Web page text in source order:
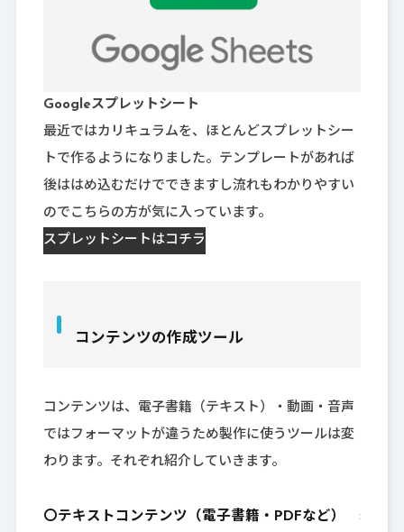
Googleスプレットシート
最近ではカリキュラムを、ほとんどスプレットシー
トで作るようになりました。テンプレートがあれば
後ははめ込むだけでできますし流れもわかりやすい
のでこちらの方が気に入っています。
スプレットシートはコチラ
コンテンツの作成ツール
コンテンツは、電子書籍（テキスト）・動画・音声
ではフォーマットが違うため製作に使うツールは変
わります。それぞれ紹介していきます。
〇テキストコンテンツ（電子書籍・PDFなど）